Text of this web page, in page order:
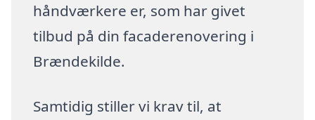
håndværkere er, som har givet
tilbud på din facaderenovering i
Brændekilde.
Samtidig stiller vi krav til, at